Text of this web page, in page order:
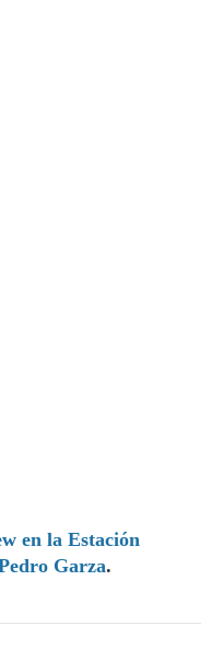
en la Estación
Garza.